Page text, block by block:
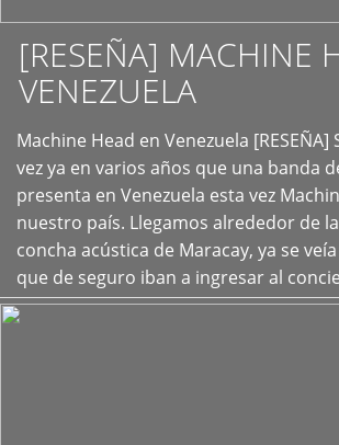
[RESEÑA] MACHINE
VENEZUELA
Machine Head en Venezuela
vez ya en varios años que una banda
presenta en Venezuela esta vez
nuestro país. Llegamos alrededor de
concha acústica de Maracay, ya se
que de seguro iban a ingresar al
+